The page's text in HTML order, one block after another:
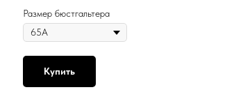
Размер бюстгальтера
Купить